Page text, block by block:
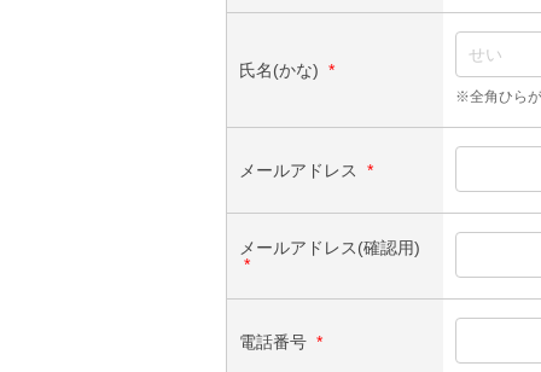
氏名(かな) *
※全角ひら
メールアドレス *
メールアドレス(確認用)
*
電話番号 *